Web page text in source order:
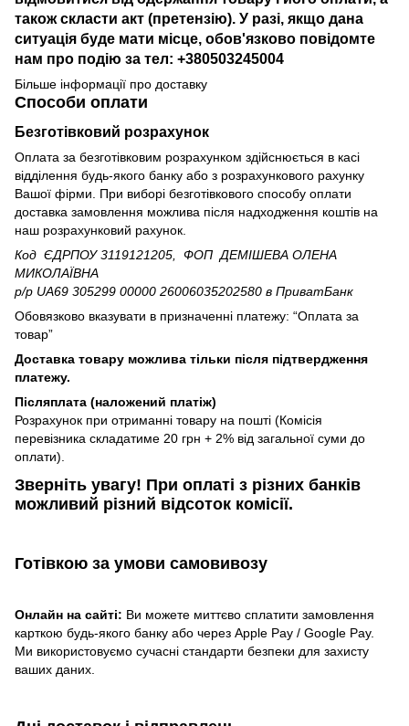
також скласти акт (претензію). У разі, якщо дана
ситуація буде мати місце, обов'язково повідомте
нам про подію за тел: +380503245004
Більше інформації про доставку
Способи оплати
Безготівковий розрахунок
Оплата за безготівковим розрахунком здійснюється в касі
відділення будь-якого банку або з розрахункового рахунку
Вашої фірми. При виборі безготівкового способу оплати
доставка замовлення можлива після надходження коштів на
наш розрахунковий рахунок.
Код ЄДРПОУ 3119121205, ФОП ДЕМІШЕВА ОЛЕНА
МИКОЛАЇВНА
р/р UA69 305299 00000 26006035202580 в ПриватБанк
Обовязково вказувати в призначенні платежу: “Оплата за
товар”
Доставка товару можлива тільки після підтвердження
платежу.
Післяплата (наложений платіж)
Розрахунок при отриманні товару на пошті (Комісія
перевізника складатиме 20 грн + 2% від загальної суми до
оплати).
Зверніть увагу!​ При оплаті з різних банків
можливий різний відсоток комісії.
Готівкою за умови самовивозу
Онлайн на сайті: Ви можете миттєво сплатити замовлення
карткою будь-якого банку або через Apple Pay / Google Pay.
Ми використовуємо сучасні стандарти безпеки для захисту
ваших даних.